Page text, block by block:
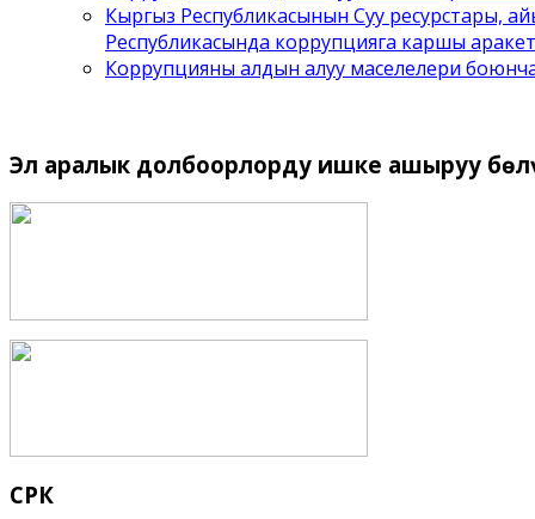
Кыргыз Республикасынын Суу ресурстары,
Республикасында коррупцияга каршы
Коррупцияны алдын алуу маселелери
Эл аралык долбоорлорду ишке ашыруу
СРК